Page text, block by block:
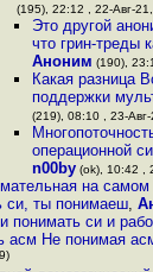
(195), 22:12 , 22-Авг-
Это другой
что грин-треды
Аноним (190),
Какая разница
поддержки
(219), 08:10 , 23-
операционной
n00by(ok), 10:42 ,
на
си, ты понимаеш,
понимать си и
асм Не понимая